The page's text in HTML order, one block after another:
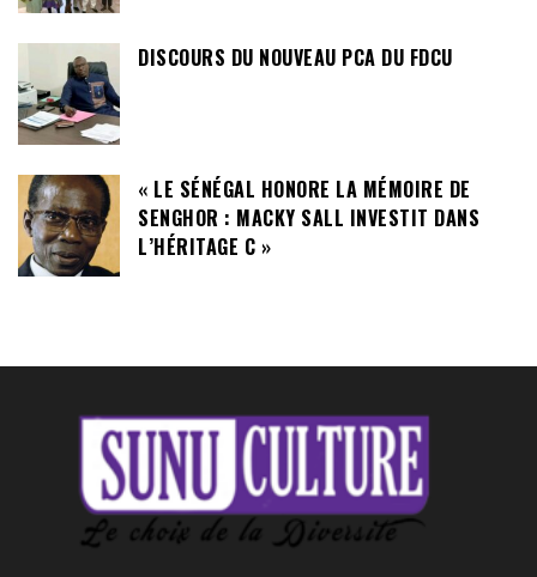
DISCOURS DU NOUVEAU PCA DU FDCU
« LE SÉNÉGAL HONORE LA MÉMOIRE DE
SENGHOR : MACKY SALL INVESTIT DANS
L’HÉRITAGE C »